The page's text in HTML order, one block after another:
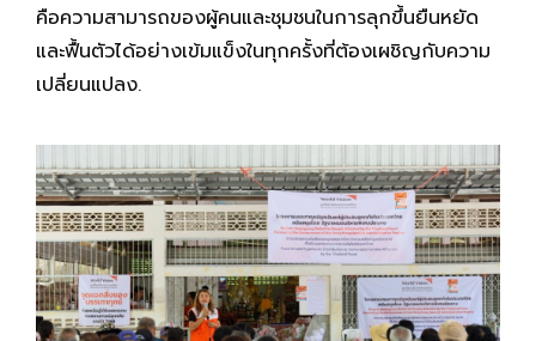
คือความสามารถของผู้คนและชุมชนในการลุกขึ้นยืนหยัด
และฟื้นตัวได้อย่างเข้มแข็งในทุกครั้งที่ต้องเผชิญกับความ
เปลี่ยนแปลง.